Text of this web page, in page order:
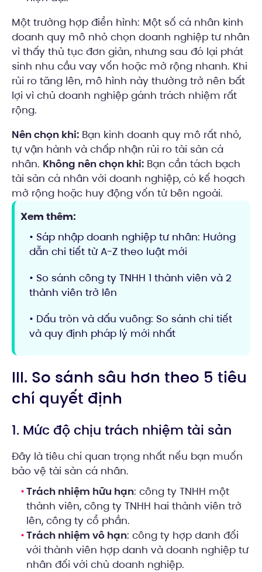
Một trường hợp điển hình: Một số cá nhân kinh
doanh quy mô nhỏ chọn doanh nghiệp tư nhân
vì thấy thủ tục đơn giản, nhưng sau đó lại phát
sinh nhu cầu vay vốn hoặc mở rộng nhanh. Khi
rủi ro tăng lên, mô hình này thường trở nên bất
lợi vì chủ doanh nghiệp gánh trách nhiệm rất
rộng.
Nên chọn khi: Bạn kinh doanh quy mô rất nhỏ,
tự vận hành và chấp nhận rủi ro tài sản cá
nhân. Không nên chọn khi: Bạn cần tách bạch
tài sản cá nhân với doanh nghiệp, có kế hoạch
mở rộng hoặc huy động vốn từ bên ngoài.
Xem thêm:
• Sáp nhập doanh nghiệp tư nhân: Hướng
dẫn chi tiết từ A-Z theo luật mới
• So sánh công ty TNHH 1 thành viên và 2
thành viên trở lên
• Dấu tròn và dấu vuông: So sánh chi tiết
và quy định pháp lý mới nhất
III. So sánh sâu hơn theo 5 tiêu
chí quyết định
1. Mức độ chịu trách nhiệm tài sản
Đây là tiêu chí quan trọng nhất nếu bạn muốn
bảo vệ tài sản cá nhân.
Trách nhiệm hữu hạn: công ty TNHH một
thành viên, công ty TNHH hai thành viên trở
lên, công ty cổ phần.
Trách nhiệm vô hạn: công ty hợp danh đối
với thành viên hợp danh và doanh nghiệp tư
nhân đối với chủ doanh nghiệp.